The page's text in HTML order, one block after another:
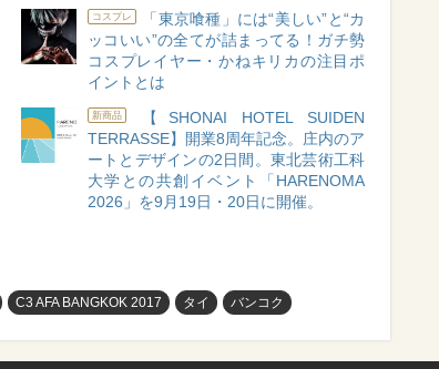
コスプレ
「東京喰種」には“美しい”と“カ
ッコいい”の全てが詰まってる！ガチ勢
コスプレイヤー・かねキリカの注目ポ
イントとは
新商品
【SHONAI HOTEL SUIDEN
TERRASSE】開業8周年記念。庄内のア
ートとデザインの2日間。東北芸術工科
大学との共創イベント「HARENOMA
2026」を9月19日・20日に開催。
C3 AFA BANGKOK 2017 タイ バンコク